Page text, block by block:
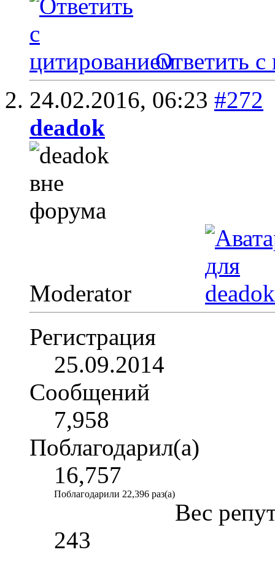
Ответить с
24.02.2016, 06:23 #272
deadok
Moderator
Регистрация
25.09.2014
Сообщений
7,958
Поблагодарил(а)
16,757
Поблагодарили 22,396 раз(а)
Вес
243